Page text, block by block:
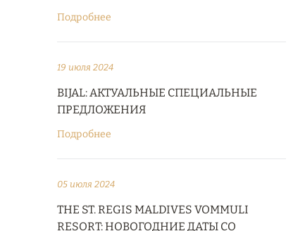
Подробнее
19 июля 2024
BIJAL: АКТУАЛЬНЫЕ СПЕЦИАЛЬНЫЕ
ПРЕДЛОЖЕНИЯ
Подробнее
05 июля 2024
THE ST. REGIS MALDIVES VOMMULI
RESORT: НОВОГОДНИЕ ДАТЫ СО